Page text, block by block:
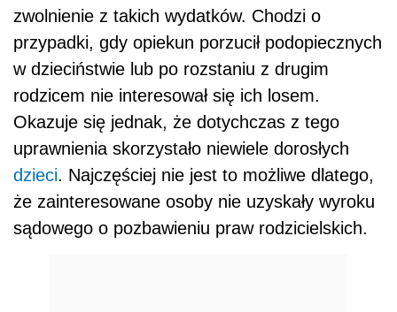
zwolnienie z takich wydatków. Chodzi o
przypadki, gdy opiekun porzucił podopiecznych
w dzieciństwie lub po rozstaniu z drugim
rodzicem nie interesował się ich losem.
Okazuje się jednak, że dotychczas z tego
uprawnienia skorzystało niewiele dorosłych
dzieci. Najczęściej nie jest to możliwe dlatego,
że zainteresowane osoby nie uzyskały wyroku
sądowego o pozbawieniu praw rodzicielskich.